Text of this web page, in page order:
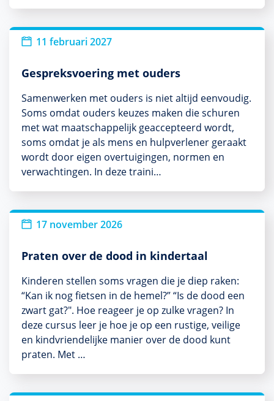
11 februari 2027
Gespreksvoering met ouders
Samenwerken met ouders is niet altijd eenvoudig.
Soms omdat ouders keuzes maken die schuren
met wat maatschappelijk geaccepteerd wordt,
soms omdat je als mens en hulpverlener geraakt
wordt door eigen overtuigingen, normen en
verwachtingen. In deze traini…
Nieuw17 november 2026
Praten over de dood in kindertaal
Kinderen stellen soms vragen die je diep raken:
“Kan ik nog fietsen in de hemel?” “Is de dood een
zwart gat?". Hoe reageer je op zulke vragen? In
deze cursus leer je hoe je op een rustige, veilige
en kindvriendelijke manier over de dood kunt
praten. Met …